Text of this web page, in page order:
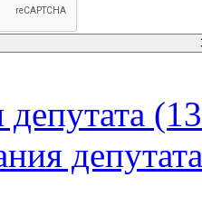
депутата